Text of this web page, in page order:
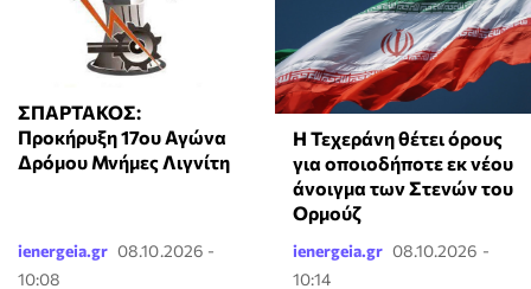
ΣΠΑΡΤΑΚΟΣ:
Προκήρυξη 17ου Αγώνα
Δρόμου Μνήμες Λιγνίτη
ienergeia.gr 08.10.2026 -
10:08
Η Τεχεράνη θέτει όρους
για οποιοδήποτε εκ νέου
άνοιγμα των Στενών του
Ορμούζ
ienergeia.gr 08.10.2026 -
10:14